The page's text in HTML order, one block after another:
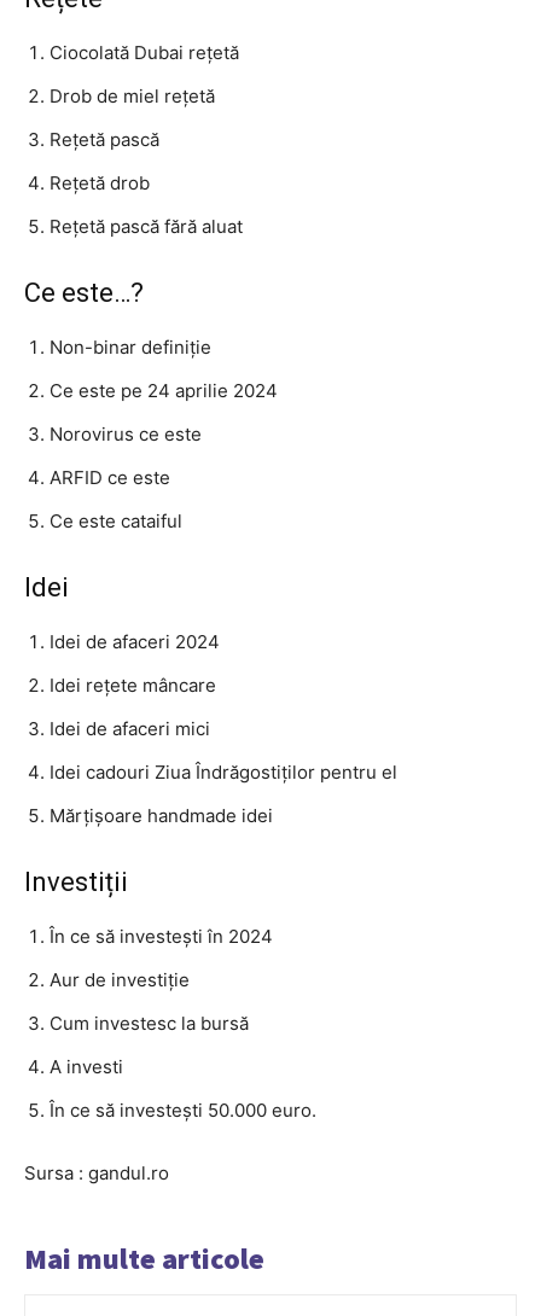
Ciocolată Dubai rețetă
Drob de miel rețetă
Rețetă pască
Rețetă drob
Rețetă pască fără aluat
Ce este…?
Non-binar definiție
Ce este pe 24 aprilie 2024
Norovirus ce este
ARFID ce este
Ce este cataiful
Idei
Idei de afaceri 2024
Idei rețete mâncare
Idei de afaceri mici
Idei cadouri Ziua Îndrăgostiților pentru el
Mărțișoare handmade idei
Investiții
În ce să investești în 2024
Aur de investiție
Cum investesc la bursă
A investi
În ce să investești 50.000 euro.
Sursa : gandul.ro
Mai multe articole